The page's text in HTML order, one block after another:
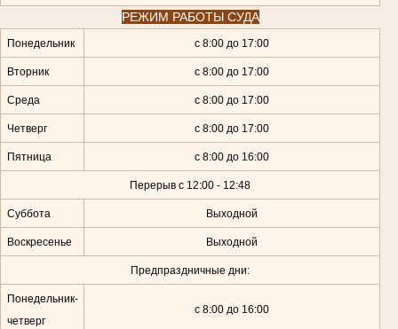
РЕЖИМ РАБОТЫ СУДА
Понедельник с 8:00 до 17:00
Вторник с 8:00 до 17:00
Среда с 8:00 до 17:00
Четверг с 8:00 до 17:00
Пятница с 8:00 до 16:00
Перерыв с 12:00 - 12:48
Суббота Выходной
Воскресенье Выходной
Предпраздничные дни:
Понедельник-
четверг
с 8:00 до 16:00